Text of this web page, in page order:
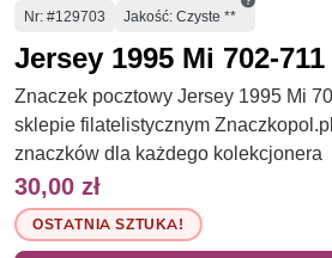
Numer
Nr: #129703 Jakość: Czyste **
Jersey 1995 Mi 702-
Znaczek pocztowy Jersey 1995 Mi
sklepie filatelistycznym
znaczków dla każdego kolekcjonera
30,00 zł
OSTATNIA SZTUKA!